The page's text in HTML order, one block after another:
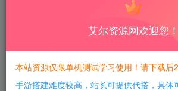
每日活跃最高可获得600积分！所
积分免费兑换！
艾尔资源网欢迎您！
本站资源仅限单机测试学习使用！请下载后
手游搭建难度较高，站长可提供代搭，具体